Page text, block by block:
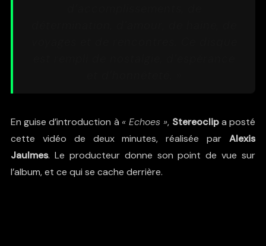
En guise d’introduction à « Echoes », Stereoclipa posté
cette vidéo de deux minutes, réalisée parAlexis
Jaulmes. Le producteur donne son point de vue sur
l’album, et ce qui se cache derrière.